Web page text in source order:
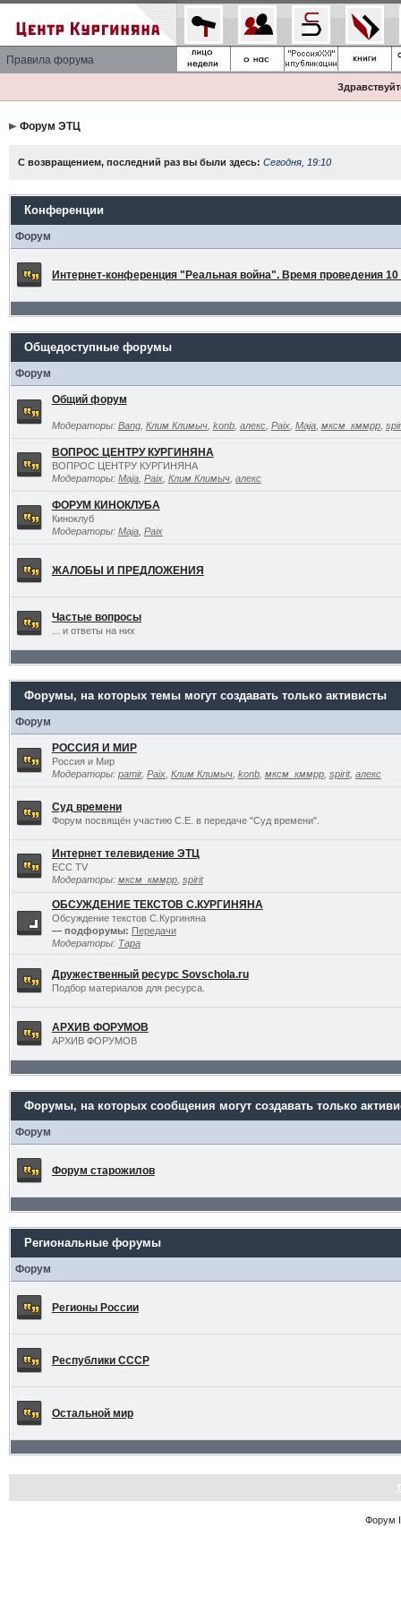
Правила форума
Форум ЭТЦ
С возвращением, последний раз вы были здесь: Сегодня, 19:10
Конференции
Форум
Интернет-конференция "Реальная война". Время проведения 10
Общедоступные форумы
Форум
Общий форум
Модераторы: Bang, Клим Климыч, konb, алекс, Paix, Maja, мксм_кммрр,
ВОПРОС ЦЕНТРУ КУРГИНЯНА
ВОПРОС ЦЕНТРУ КУРГИНЯНА
Модераторы: Maja, Paix, Клим Климыч, алекс
ФОРУМ КИНОКЛУБА
Киноклуб
Модераторы: Maja, Paix
ЖАЛОБЫ И ПРЕДЛОЖЕНИЯ
Частые вопросы
... и ответы на них
Форумы, на которых темы могут создавать только активисты
Форум
РОССИЯ И МИР
Россия и Мир
Модераторы: pamir, Paix, Клим Климыч, konb, мксм_кммрр, spirit, алекс
Суд времени
Форум посвящён участию С.Е. в передаче "Суд времени".
Интернет телевидение ЭТЦ
ECC TV
Модераторы: мксм_кммрр, spirit
ОБСУЖДЕНИЕ ТЕКСТОВ С.КУРГИНЯНА
Обсуждение текстов С.Кургиняна
— подфорумы: Передачи
Модераторы: Тара
Дружественный ресурс Sovschola.ru
Подбор материалов для ресурса.
АРХИВ ФОРУМОВ
АРХИВ ФОРУМОВ
Форумы, на которых сообщения могут создавать только
Форум
Форум старожилов
Региональные форумы
Форум
Регионы России
Республики СССР
Остальной мир
Форум